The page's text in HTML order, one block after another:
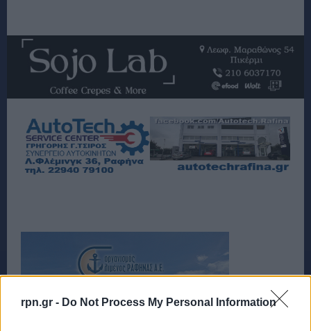
rpn.gr - Do Not Process My Personal Information